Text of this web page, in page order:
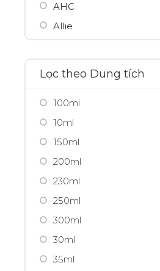
AHC
Allie
Angel's Liquid
Anna Sui
Aprilskin
Aquafresh
Aquala
Aqualable
Aquaselin
Arganicare
Arm Hammer
Lọc theo Dung tích
100ml
10ml
150ml
200ml
230ml
250ml
300ml
30ml
35ml